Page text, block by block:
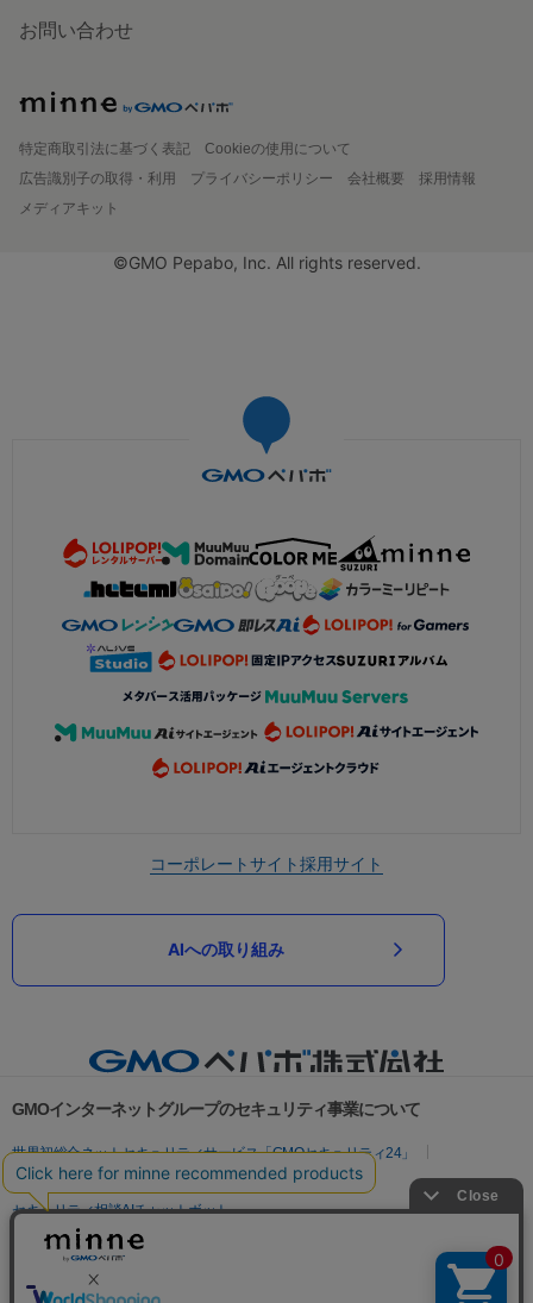
お問い合わせ
特定商取引法に基づく表記
Cookieの使用について
広告識別子の取得・利用
プライバシーポリシー 会社概要
採用情報
メディアキット
©GMO Pepabo, Inc. All rights reserved.
コーポレートサイト採用サイト
AIへの取り組み
GMOインターネットグループのセキュリティ事業について
世界初総合ネットセキュリティサービス「GMOセキュリティ24」
パスワード漏洩診断
Webサイトリスク診断
セキュリティ相談AIチャットボット
実在証明・盗聴対策
サイバー攻撃対策（GMO Flatt Security）